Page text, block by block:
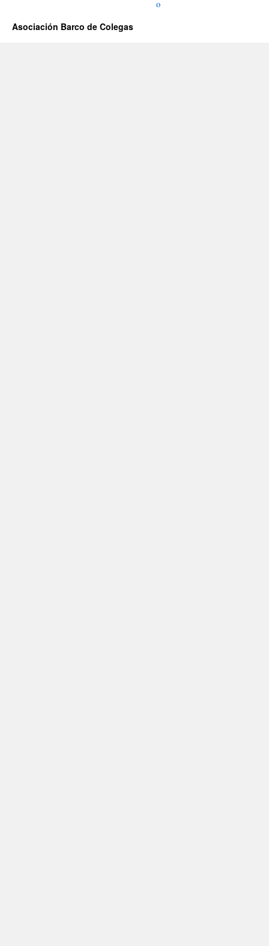
o
Asociación Barco de Colegas